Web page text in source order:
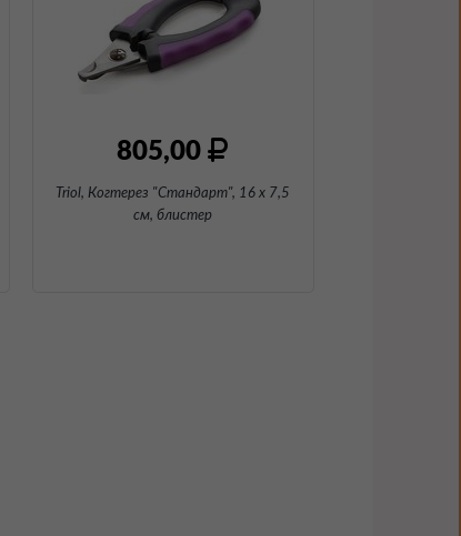
805,00
Triol, Когтерез "Стандарт", 16 х 7,5
см, блистер